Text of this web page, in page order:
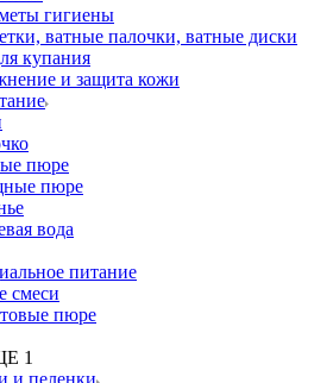
гигиены
ватные палочки, ватные диски
купания
и защита кожи
пюре
пюре
вода
питание
смеси
пюре
1
и пеленки